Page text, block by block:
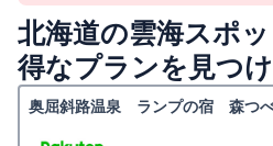
北海道の雲海スポ
得なプランを見つ
奥屈斜路温泉 ランプの宿 森つべ